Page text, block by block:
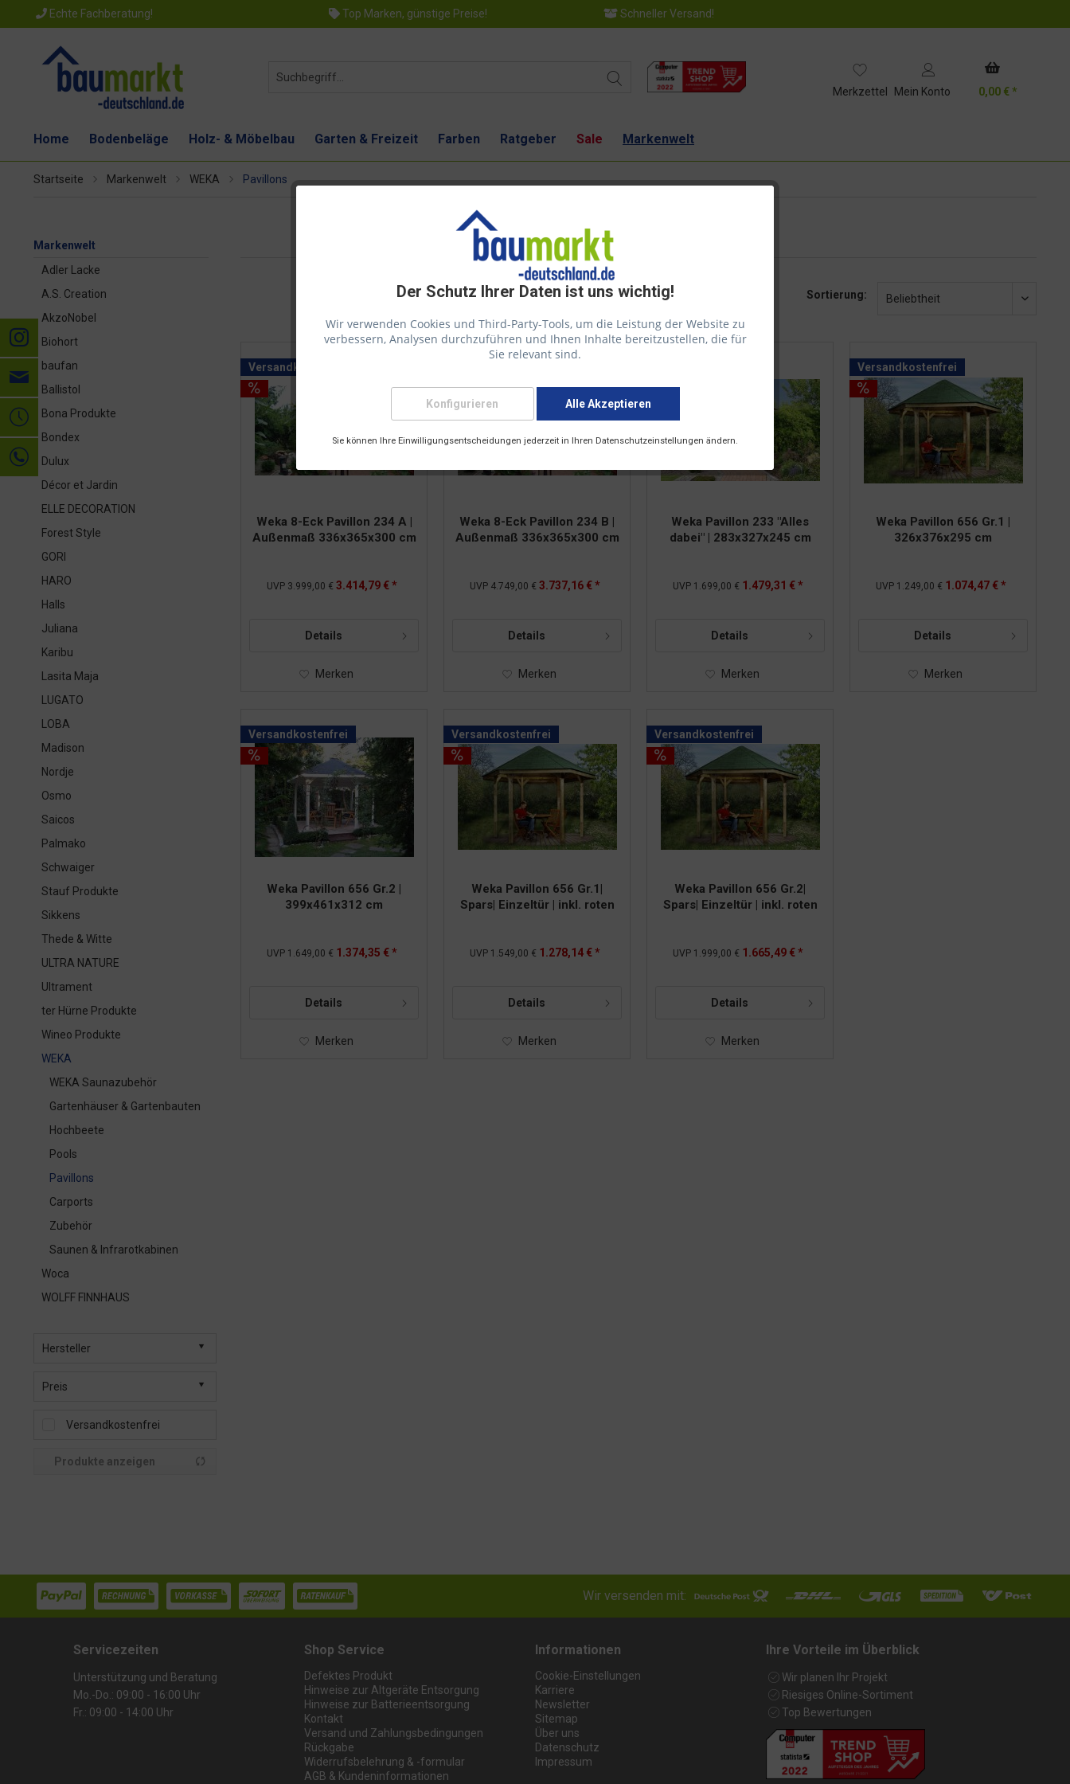
Echte Fachberatung! Top Marken, günstige Preise! Schneller Versand!
Merkzettel Mein Konto 0,00 € *
Home Bodenbeläge Holz- & Möbelbau Garten & Freizeit Farben Ratgeber Sale Markenwelt
Der Schutz Ihrer Daten ist uns wichtig!
Wir verwenden Cookies und Third-Party-Tools, um die Leistung der Website zu
verbessern, Analysen durchzuführen und Ihnen Inhalte bereitzustellen, die für
Sie relevant sind.
Konfigurieren Alle Akzeptieren
Sie können Ihre Einwilligungsentscheidungen jederzeit in Ihren Datenschutzeinstellungen ändern.
Startseite Markenwelt WEKA Pavillons
Markenwelt
Adler Lacke
A.S. Creation
AkzoNobel
Biohort
baufan
Ballistol
Bona Produkte
Bondex
Dulux
Décor et Jardin
ELLE DECORATION
Forest Style
GORI
HARO
Halls
Juliana
Karibu
Lasita Maja
LUGATO
LOBA
Madison
Nordje
Osmo
Saicos
Palmako
Schwaiger
Stauf Produkte
Sikkens
Thede & Witte
ULTRA NATURE
Ultrament
ter Hürne Produkte
Wineo Produkte
WEKA
WEKA Saunazubehör
Gartenhäuser & Gartenbauten
Hochbeete
Pools
Pavillons
Carports
Zubehör
Saunen & Infrarotkabinen
Woca
WOLFF FINNHAUS
Hersteller
WEKA
Preis
Versandkostenfrei
Produkte anzeigen
Sortierung:
Versandkostenfrei
Weka 8-Eck Pavillon 234 A |
Außenmaß 336x365x300 cm
UVP 3.999,00 € 3.414,79 € *
Details
Merken
Weka 8-Eck Pavillon 234 B |
Außenmaß 336x365x300 cm
UVP 4.749,00 € 3.737,16 € *
Details
Merken
Weka Pavillon 233 "Alles
dabei" | 283x327x245 cm
UVP 1.699,00 € 1.479,31 € *
Details
Merken
Versandkostenfrei
Weka Pavillon 656 Gr.1 |
326x376x295 cm
UVP 1.249,00 € 1.074,47 € *
Details
Merken
Versandkostenfrei
Weka Pavillon 656 Gr.2 |
399x461x312 cm
UVP 1.649,00 € 1.374,35 € *
Details
Merken
Versandkostenfrei
Weka Pavillon 656 Gr.1|
Spars| Einzeltür | inkl. roten
UVP 1.549,00 € 1.278,14 € *
Details
Merken
Versandkostenfrei
Weka Pavillon 656 Gr.2|
Spars| Einzeltür | inkl. roten
UVP 1.999,00 € 1.665,49 € *
Details
Merken
Wir versenden mit:
Servicezeiten
Unterstützung und Beratung
Mo.-Do.: 09:00 - 16:00 Uhr
Fr.: 09:00 - 14:00 Uhr
Shop Service
Defektes Produkt
Hinweise zur Altgeräte Entsorgung
Hinweise zur Batterieentsorgung
Kontakt
Versand und Zahlungsbedingungen
Rückgabe
Widerrufsbelehrung & -formular
AGB & Kundeninformationen
Informationen
Cookie-Einstellungen
Karriere
Newsletter
Sitemap
Über uns
Datenschutz
Impressum
Ihre Vorteile im Überblick
Wir planen Ihr Projekt
Riesiges Online-Sortiment
Top Bewertungen